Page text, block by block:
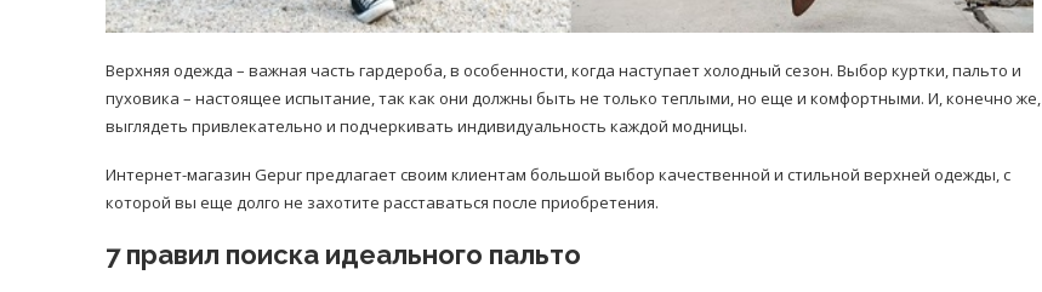
Верхняя одежда – важная часть гардероба, в особенности, когда наступает холодный сезон. Выбор куртки, пальто и
пуховика – настоящее испытание, так как они должны быть не только теплыми, но еще и комфортными. И, конечно же,
выглядеть привлекательно и подчеркивать индивидуальность каждой модницы.
Интернет-магазин Gepur предлагает своим клиентам большой выбор качественной и стильной верхней одежды, с
которой вы еще долго не захотите расставаться после приобретения.
7 правил поиска идеального пальто